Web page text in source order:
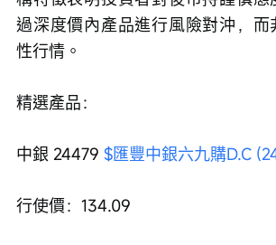
過深度價內產品進行風險對沖，而
性行情。
精選產品：
中銀 24479 $匯豐中銀六九購D.C
行使價：134.09